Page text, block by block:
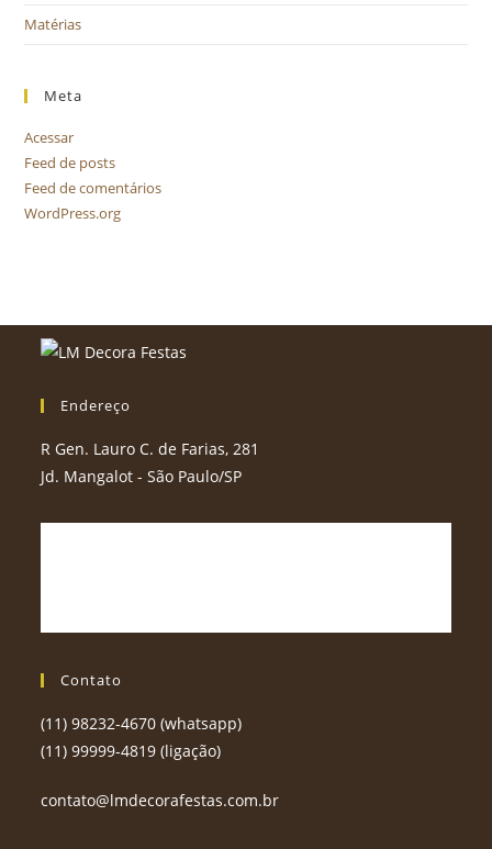
Matérias
Meta
Acessar
Feed de posts
Feed de comentários
WordPress.org
Endereço
R Gen. Lauro C. de Farias, 281
Jd. Mangalot - São Paulo/SP
Contato
(11) 98232-4670 (whatsapp)
(11) 99999-4819 (ligação)
contato@lmdecorafestas.com.br